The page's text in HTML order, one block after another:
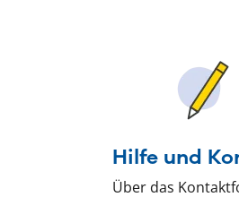
Hilfe und
Über das